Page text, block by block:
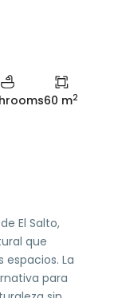
60 m2
El Salto,
que
La
para